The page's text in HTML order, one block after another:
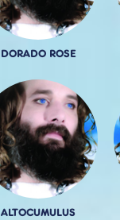
DORADO ROSE
ALTOCUMULUS